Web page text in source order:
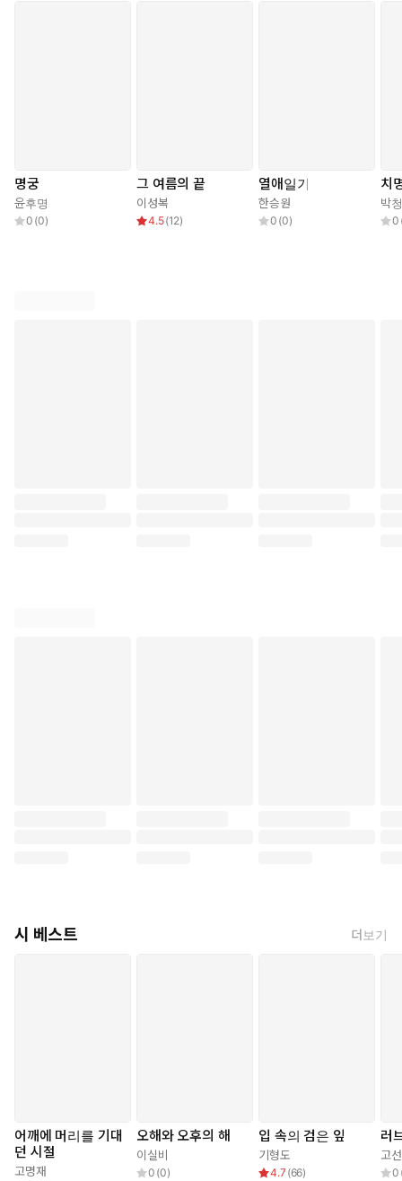
명궁
윤후명
0 (0)
그 여름의 끝
이성복
4.5(12)
열애일기
한승원
0 (0)
치
박
0
시 베스트 더보기
어깨에 머리를 기대
던 시절
고명재
오해와 오후의 해
이실비
0 (0)
입 속의 검은 잎
기형도
4.7 (66)
러
고
0